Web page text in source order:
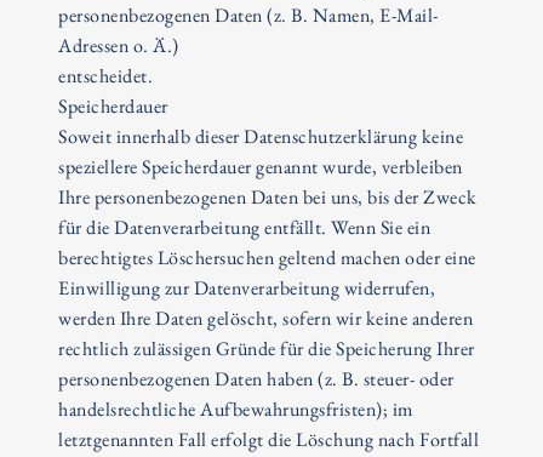
personenbezogenen Daten (z. B. Namen, E-Mail-
Adressen o. Ä.)
entscheidet.
Speicherdauer
Soweit innerhalb dieser Datenschutzerklärung keine
speziellere Speicherdauer genannt wurde, verbleiben
Ihre personenbezogenen Daten bei uns, bis der Zweck
für die Datenverarbeitung entfällt. Wenn Sie ein
berechtigtes Löschersuchen geltend machen oder eine
Einwilligung zur Datenverarbeitung widerrufen,
werden Ihre Daten gelöscht, sofern wir keine anderen
rechtlich zulässigen Gründe für die Speicherung Ihrer
personenbezogenen Daten haben (z. B. steuer- oder
handelsrechtliche Aufbewahrungsfristen); im
letztgenannten Fall erfolgt die Löschung nach Fortfall